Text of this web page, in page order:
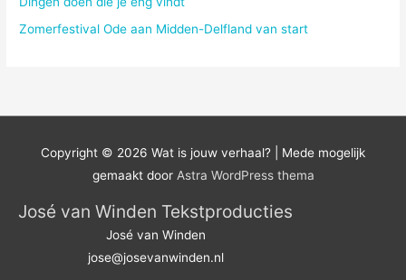
Zomerfestival Ode aan Midden-Delfland van start
Copyright © 2026 Wat is jouw verhaal? | Mede mogelijk
gemaakt door Astra WordPress thema
José van Winden Tekstproducties
José van Winden
jose@josevanwinden.nl